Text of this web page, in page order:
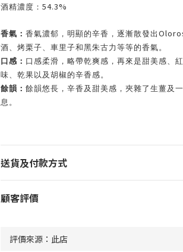
酒精濃度： 54.3%
香氣： 香氣濃郁，明顯的辛香，逐漸散發出
酒、烤栗子、車里子和黑朱古力等等的香氣。
口感： 口感柔滑，略帶乾爽感，再來是甜美感、
味、乾果以及胡椒的辛香感。
餘韻： 餘韻悠長，辛香及甜美感，夾雜了生薑及
息。
送貨及付款方式
顧客評價